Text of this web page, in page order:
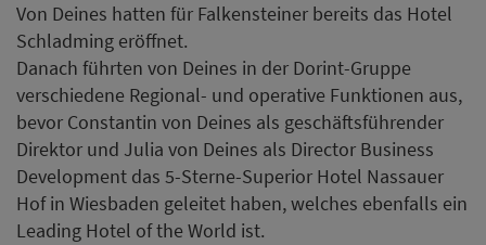
Von Deines hatten für Falkensteiner bereits das Hotel
Schladming eröffnet.
Danach führten von Deines in der Dorint-Gruppe
verschiedene Regional- und operative Funktionen aus,
bevor Constantin von Deines als geschäftsführender
Direktor und Julia von Deines als Director Business
Development das 5-Sterne-Superior Hotel Nassauer
Hof in Wiesbaden geleitet haben, welches ebenfalls ein
Leading Hotel of the World ist.